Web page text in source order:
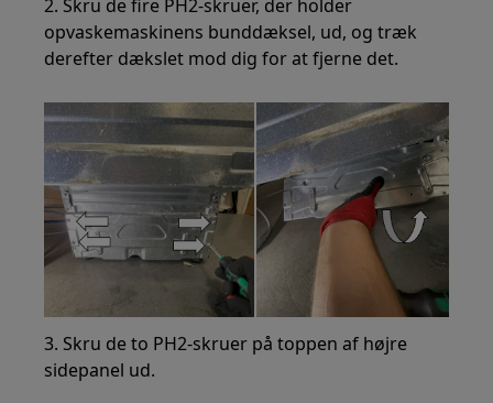
2. Skru de fire PH2-skruer, der holder
opvaskemaskinens bunddæksel, ud, og træk
derefter dækslet mod dig for at fjerne det.
3. Skru de to PH2-skruer på toppen af højre
sidepanel ud.